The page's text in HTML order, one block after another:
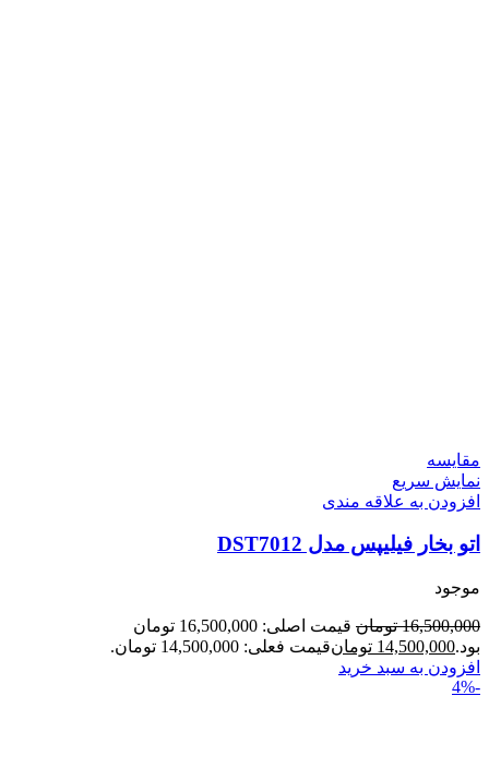
مقايسه
نمایش سریع
افزودن به علاقه مندی
اتو بخار فیلیپس مدل DST7012
موجود
16,500,000 تومان
قیمت اصلی: 16,500,000 تومان
بود.14,500,000 تومانقیمت فعلی: 14,500,000 تومان.
افزودن به سبد خرید
-4%